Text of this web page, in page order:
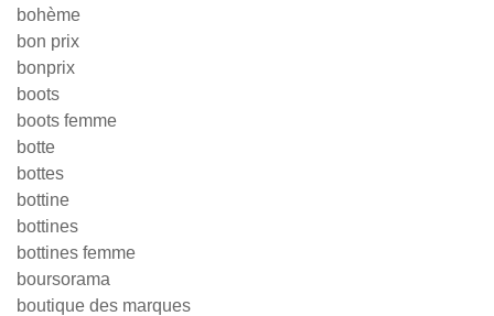
bohème
bon prix
bonprix
boots
boots femme
botte
bottes
bottine
bottines
bottines femme
boursorama
boutique des marques